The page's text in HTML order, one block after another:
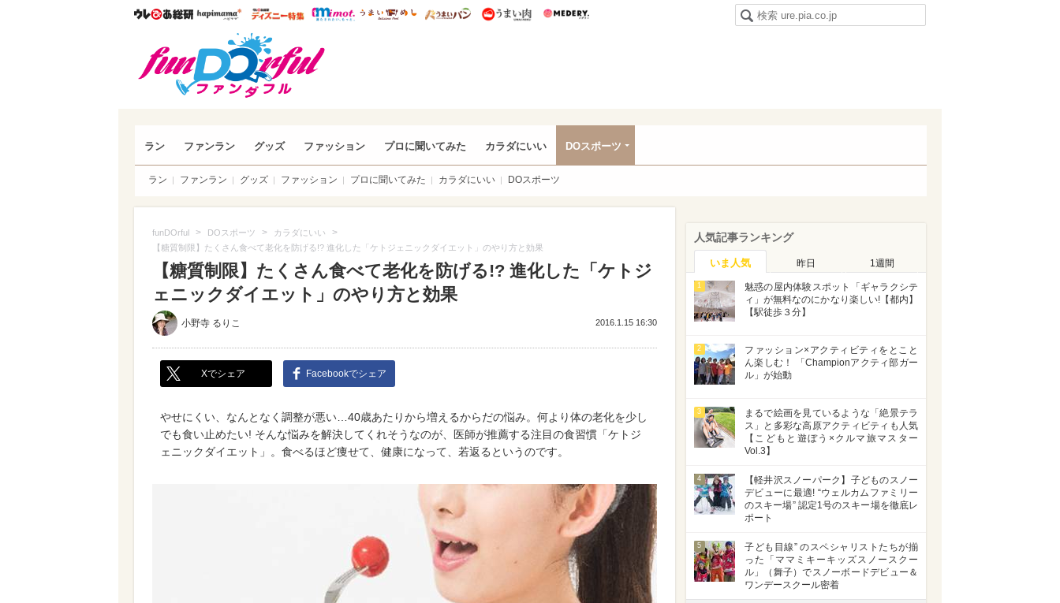
ウレぴあ総研ハピママ* ウレぴあ総研 ディズニー特集
mimot. うまいめし うまいパン うまい肉
ラン ファンラン グッズ ファッション プロに聞いてみた カラダにいい DOスポーツ
ラン ファンラン グッズ ファッション プロに聞いてみた カラダにいい DOスポーツ
funDOrful > DOスポーツ > カラダにいい >
【糖質制限】たくさん食べて老化を防げる!? 進化した「ケトジェニックダイエット」のやり方と効果
【糖質制限】たくさん食べて老化を防げる!? 進化した「ケトジ
ェニックダイエット」のやり方と効果
小野寺 るりこ 2016.1.15 16:30
Xでシェア Facebookでシェア
やせにくい、なんとなく調整が悪い…40歳あたりから増えるからだの悩み。何より体の老化を少し
でも食い止めたい! そんな悩みを解決してくれそうなのが、医師が推薦する注目の食習慣「ケトジ
ェニックダイエット」。食べるほど痩せて、健康になって、若返るというのです。
人気記事ランキング
いま人気 昨日 1週間
1
魅惑の屋内体験スポット「ギャラクシテ
ィ」が無料なのにかなり楽しい!【都内】
【駅徒歩３分】
2
ファッション×アクティビティをとこと
ん楽しむ！ 「Championアクティ部ガー
ル」が始動
3
まるで絵画を見ているような「絶景テラ
ス」と多彩な高原アクティビティも人気
【こどもと遊ぼう×クルマ旅マスター
Vol.3】
4
【軽井沢スノーパーク】子どものスノー
デビューに最適! “ウェルカムファミリー
のスキー場” 認定1号のスキー場を徹底レ
ポート
5
子ども目線” のスペシャリストたちが揃
った「ママミキーキッズスノースクー
ル」（舞子）でスノーボードデビュー＆
ワンデースクール密着